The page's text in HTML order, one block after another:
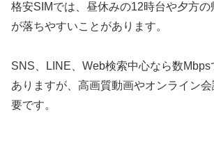
格安SIMでは、昼休みの12時台や夕方
が落ちやすいことがあります。
SNS、LINE、Web検索中心なら数
ありますが、高画質動画やオンライン
要です。